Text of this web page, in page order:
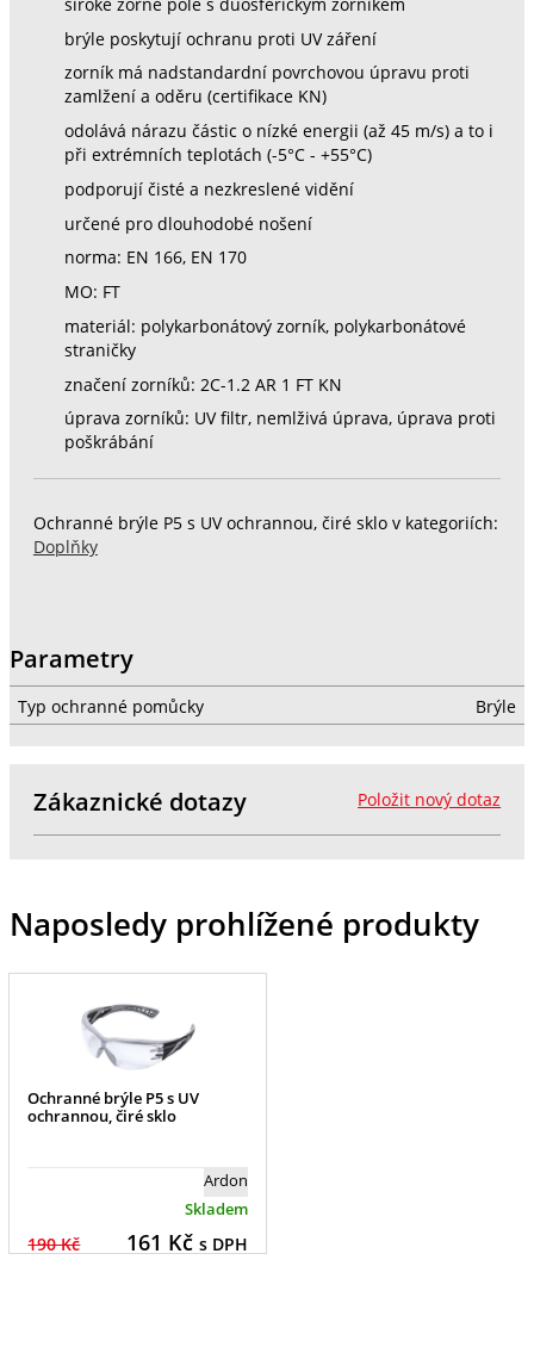
široké zorné pole s duosférickým zorníkem
brýle poskytují ochranu proti UV záření
zorník má nadstandardní povrchovou úpravu proti
zamlžení a oděru (certifikace KN)
odolává nárazu částic o nízké energii (až 45 m/s) a to i
při extrémních teplotách (-5°C - +55°C)
podporují čisté a nezkreslené vidění
určené pro dlouhodobé nošení
norma: EN 166, EN 170
MO: FT
materiál: polykarbonátový zorník, polykarbonátové
straničky
značení zorníků: 2C-1.2 AR 1 FT KN
úprava zorníků: UV filtr, nemlživá úprava, úprava proti
poškrábání
Ochranné brýle P5 s UV ochrannou, čiré sklo v kategoriích:
Doplňky
Parametry
Typ ochranné pomůcky Brýle
Položit nový dotaz
Zákaznické dotazy
Naposledy prohlížené produkty
Ochranné brýle P5 s UV
ochrannou, čiré sklo
Ardon
Skladem
190 Kč 161 Kč s DPH